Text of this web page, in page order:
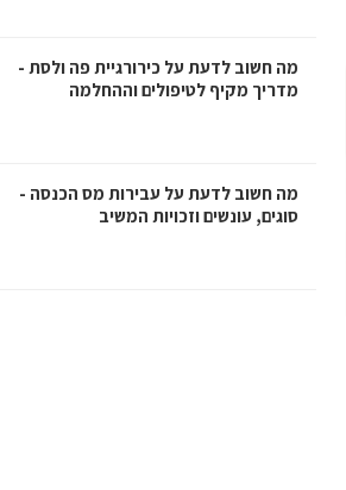
מה חשוב לדעת על כירורגיית פה ולסת -
מדריך מקיף לטיפולים וההחלמה
מה חשוב לדעת על עבירות מס הכנסה -
סוגים, עונשים וזכויות המשיב